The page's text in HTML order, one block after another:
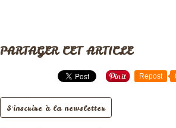
PARTAGER CET ARTICLE
Repost
S'inscrire à la newsletter